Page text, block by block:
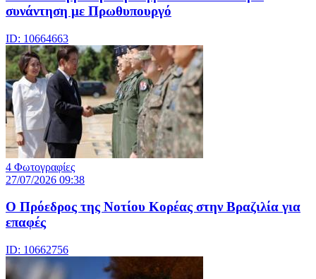
συνάντηση με Πρωθυπουργό
ID: 10664663
4 Φωτογραφίες
27/07/2026 09:38
Ο Πρόεδρος της Νοτίου Κορέας στην Βραζιλία για
επαφές
ID: 10662756